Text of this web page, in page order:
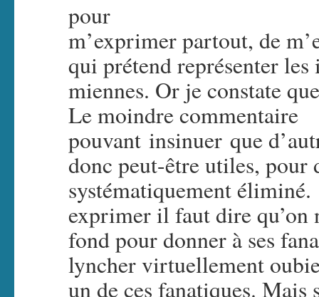
pour
m’exprimer partout, de
qui prétend représenter les
miennes. Or je constate
Le moindre commentaire
pouvant insinuer que
donc peut-être utiles, pour
systématiquement
exprimer il faut dire qu’on
fond pour donner à ses
lyncher virtuellement
un de ces fanatiques. Mais